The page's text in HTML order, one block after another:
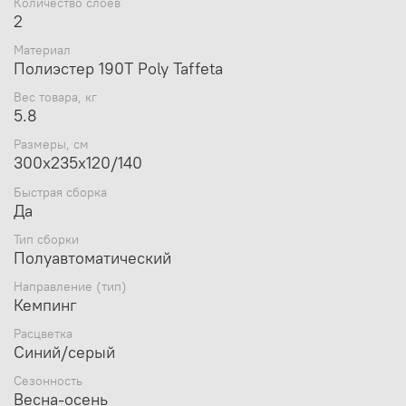
Спальное место 210x215x120 см;
устанавливать палатку;
Антимоскитная система;
Кармашки для оттяжек;
Внутренний карман для хранения двери в
открытом виде;
Велкро сверхпрочного сцепления с двойным
крючком;
палатке;
Ветрозащитная юбка.
2
Материал
Полиэстер 190T Poly Taffeta
Вес товара, кг
5.8
Размеры, см
300x235x120/140
Быстрая сборка
Да
Тип сборки
Полуавтоматический
Направление (тип)
Кемпинг
Расцветка
Синий/серый
Сезонность
Весна-осень